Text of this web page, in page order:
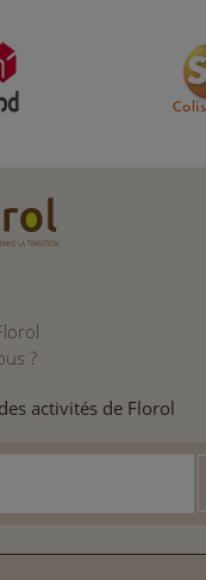
?
activités de Florol